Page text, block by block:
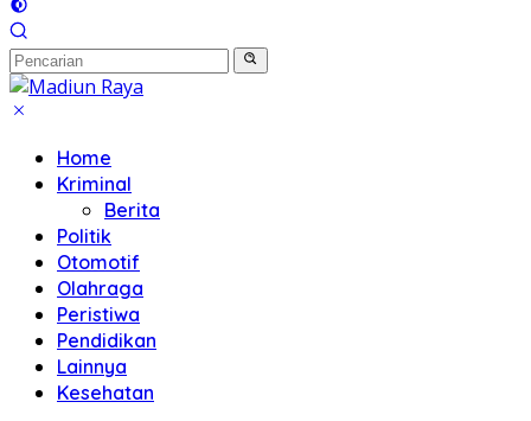
Home
Kriminal
Berita
Politik
Otomotif
Olahraga
Peristiwa
Pendidikan
Lainnya
Kesehatan